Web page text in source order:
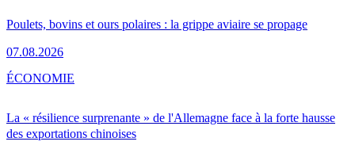
Poulets, bovins et ours polaires : la grippe aviaire se propage
07.08.2026
La « résilience surprenante » de l'Allemagne face à la forte hausse
des exportations chinoises
ÉCONOMIE